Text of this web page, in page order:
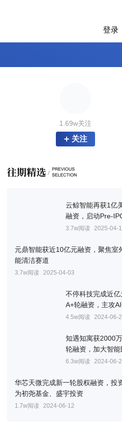
登录
1.69w关注
关注
云鲸智能再获1亿
融资，启动Pre-
资冲刺
3.7w阅读 2025-04-
元鼎智能获近10亿元融资，聚焦室
能清洁赛道
3.7w阅读 2025-04-03
不停科技完成近亿
A+轮融资，主攻AI
厨房解决方案
4.5w阅读 2024-06-
知遇知寓获2000
轮融资，加大智能
业务拓展
6.3w阅读 2024-06-
华芯天微完成新一轮股权融资，投
为初尧基金、盛宇投资
1.7w阅读 2024-06-12